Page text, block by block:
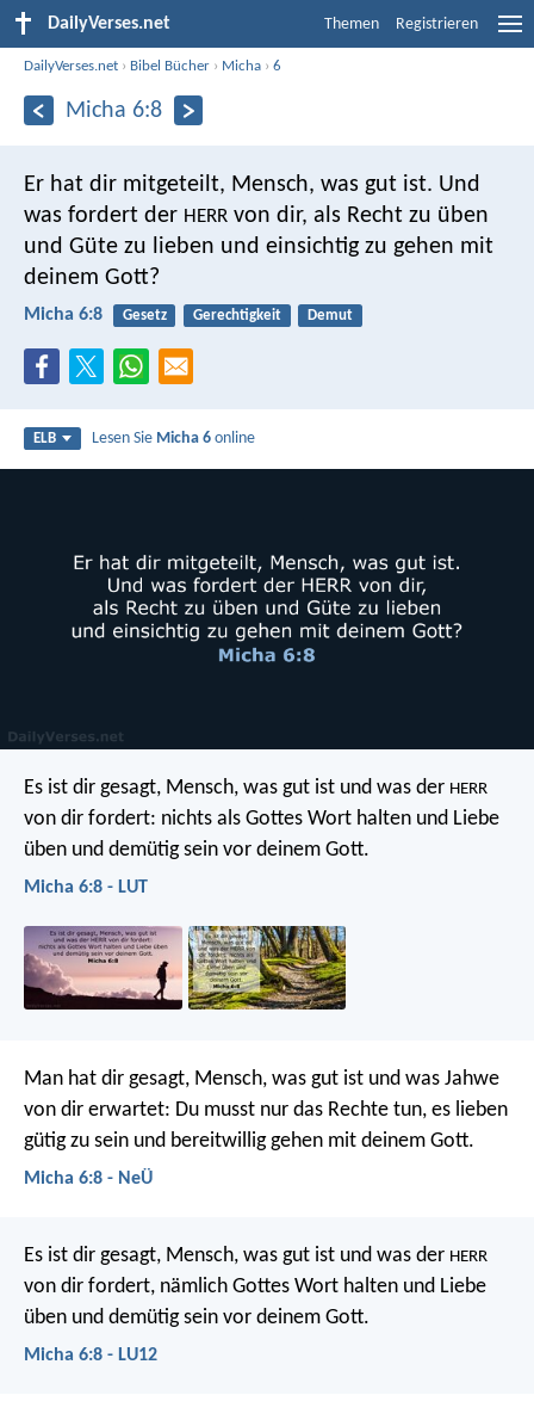
DailyVerses.net Themen Registrieren
DailyVerses.net › Bibel Bücher › Micha ›6
Micha 6:8
Er hat dir mitgeteilt, Mensch, was gut ist. Und
was fordert der HERR von dir, als Recht zu üben
und Güte zu lieben und einsichtig zu gehen mit
deinem Gott?
Micha 6:8 Gesetz Gerechtigkeit Demut
ELB Lesen Sie Micha 6 online
Es ist dir gesagt, Mensch, was gut ist und was der HERR
von dir fordert: nichts als Gottes Wort halten und Liebe
üben und demütig sein vor deinem Gott.
Micha 6:8 - LUT
Man hat dir gesagt, Mensch, was gut ist und was Jahwe
von dir erwartet: Du musst nur das Rechte tun, es lieben
gütig zu sein und bereitwillig gehen mit deinem Gott.
Micha 6:8 - NeÜ
Es ist dir gesagt, Mensch, was gut ist und was der HERR
von dir fordert, nämlich Gottes Wort halten und Liebe
üben und demütig sein vor deinem Gott.
Micha 6:8 - LU12